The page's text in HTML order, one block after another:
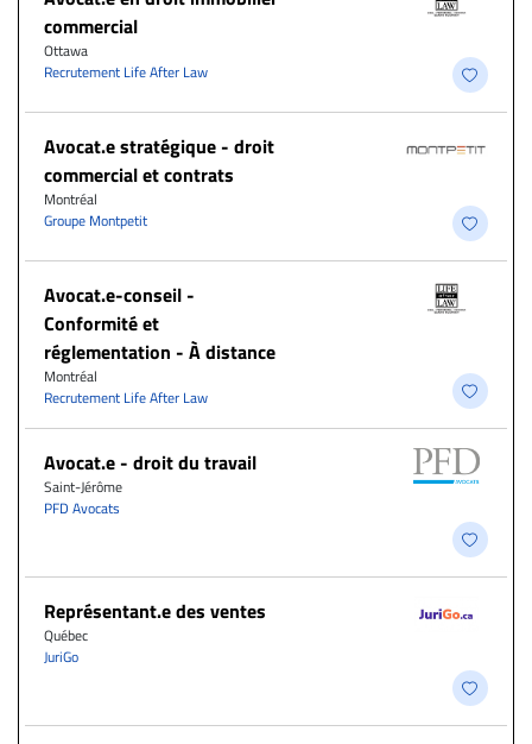
commercial
Ottawa
Recrutement Life After Law
Avocat.e stratégique - droit
commercial et contrats
Montréal
Groupe Montpetit
​Avocat.e-conseil -
Conformité et
réglementation - À distance
Montréal
Recrutement Life After Law
Avocat.e - droit du travail
Saint-Jérôme
PFD Avocats
Représentant.e des ventes
Québec
JuriGo